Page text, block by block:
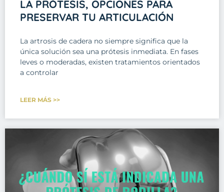
LA PRÓTESIS, OPCIONES PARA
PRESERVAR TU ARTICULACIÓN
La artrosis de cadera no siempre significa que la
única solución sea una prótesis inmediata. En fases
leves o moderadas, existen tratamientos orientados
a controlar
LEER MÁS >>